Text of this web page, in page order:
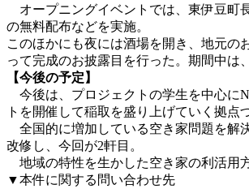
オープニングイベントでは、東伊豆町
の無料配布などを実施。
このほかにも夜には酒場を開き、地元の
って完成のお披露目を行った。期間中は
【今後の予定】
今後は、プロジェクトの学生を中心に
トを開催して稲取を盛り上げていく拠点
全国的に増加している空き家問題を解
改修し、今回が2軒目。
地域の特性を生かした空き家の利活用
▼本件に関する問い合わせ先